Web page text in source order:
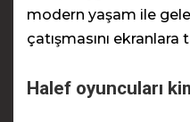
modern yaşam ile
çatışmasını ekranlara
Halef oyuncuları